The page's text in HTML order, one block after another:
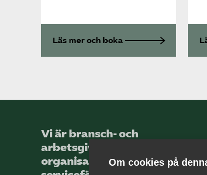
Läs mer och boka
Vi är bransch- och
arbetsgivar­
organisationen för landets
Om cookies på